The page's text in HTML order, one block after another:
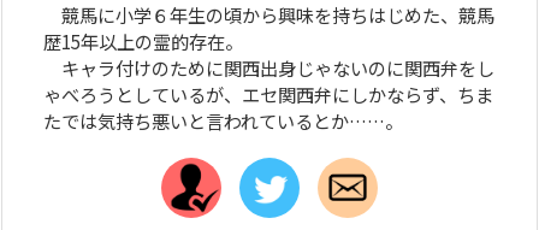
競馬に小学６年生の頃から興味を持ちはじめた、競馬
歴15年以上の霊的存在。
キャラ付けのために関西出身じゃないのに関西弁をし
ゃべろうとしているが、エセ関西弁にしかならず、ちま
たでは気持ち悪いと言われているとか……。